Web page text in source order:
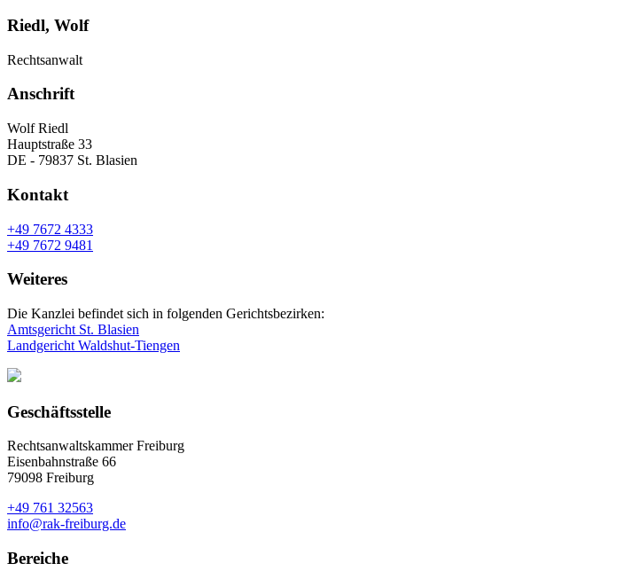
Riedl, Wolf
Rechtsanwalt
Anschrift
Wolf Riedl
Hauptstraße 33
DE - 79837 St. Blasien
Kontakt
+49 7672 4333
+49 7672 9481
Weiteres
Die Kanzlei befindet sich in folgenden Gerichtsbezirken:
Amtsgericht St. Blasien
Landgericht Waldshut-Tiengen
Geschäftsstelle
Rechtsanwaltskammer Freiburg
Eisenbahnstraße 66
79098 Freiburg
+49 761 32563
info@rak-freiburg.de
Bereiche